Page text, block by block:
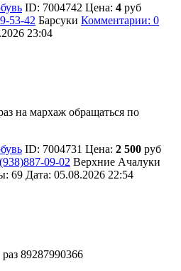
ID: 7004742 Цена: 4 руб
53-42 Барсуки Комментарии: 0
23:04
на мархаж обращаться по
ID: 7004731 Цена: 2 500 руб
09-02 Верхние Ачалуки
69 Дата: 05.08.2026 22:54
89287990366